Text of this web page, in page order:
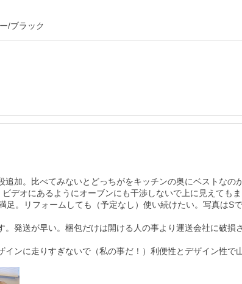
/ブラック
加。比べてみないとどっちがをキッチンの奥にベストなの
デオにあるようにオーブンにも干渉しないで上に見えても
。リフォームしても（予定なし）使い続けたい。写真はSで
発送が早い。梱包だけは開ける人の事より運送会社に破損